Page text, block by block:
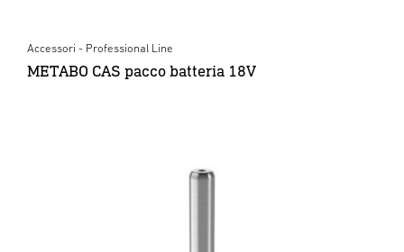
Accessori - Professional Line
METABO CAS pacco batteria 18V